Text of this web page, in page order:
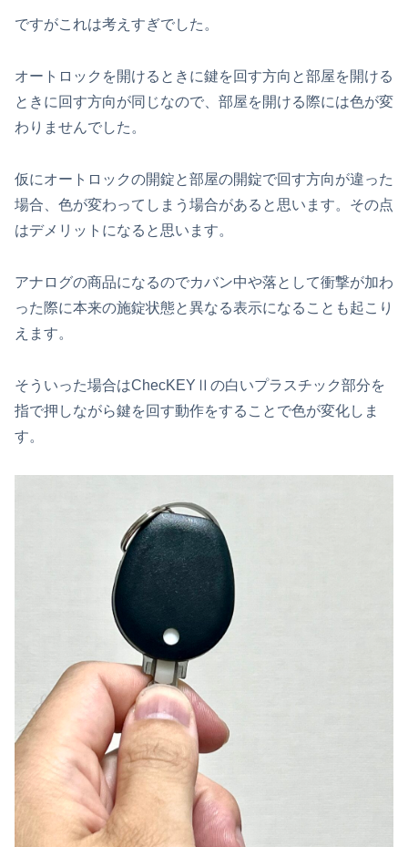
ですがこれは考えすぎでした。
オートロックを開けるときに鍵を回す方向と部屋を開ける
ときに回す方向が同じなので、部屋を開ける際には色が変
わりませんでした。
仮にオートロックの開錠と部屋の開錠で回す方向が違った
場合、色が変わってしまう場合があると思います。その点
はデメリットになると思います。
アナログの商品になるのでカバン中や落として衝撃が加わ
った際に本来の施錠状態と異なる表示になることも起こり
えます。
そういった場合はChecKEYⅡの白いプラスチック部分を
指で押しながら鍵を回す動作をすることで色が変化しま
す。